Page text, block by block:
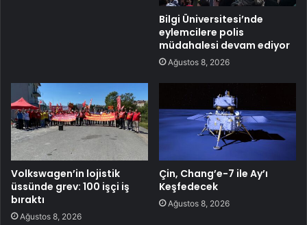
Bilgi Üniversitesi’nde
eylemcilere polis
müdahalesi devam ediyor
Ağustos 8, 2026
Volkswagen’in lojistik
üssünde grev: 100 işçi iş
bıraktı
Ağustos 8, 2026
Çin, Chang’e-7 ile Ay’ı
Keşfedecek
Ağustos 8, 2026